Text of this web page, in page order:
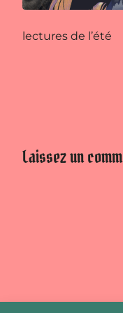
lectures de l’été
Laissez un